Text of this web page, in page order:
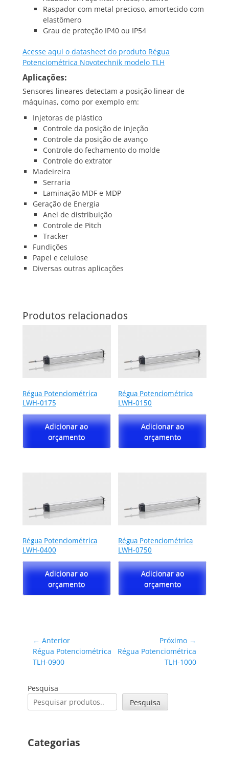
Raspador com metal precioso, amortecido com
elastômero
Grau de proteção IP40 ou IP54
Acesse aqui o datasheet do produto Régua
Potenciométrica Novotechnik modelo TLH
Aplicações:
Sensores lineares detectam a posição linear de
máquinas, como por exemplo em:
Injetoras de plástico
Controle da posição de injeção
Controle da posição de avanço
Controle do fechamento do molde
Controle do extrator
Madeireira
Serraria
Laminação MDF e MDP
Geração de Energia
Anel de distribuição
Controle de Pitch
Tracker
Fundições
Papel e celulose
Diversas outras aplicações
Produtos relacionados
Régua Potenciométrica
LWH-0175
Adicionar ao
orçamento
Régua Potenciométrica
LWH-0150
Adicionar ao
orçamento
Régua Potenciométrica
LWH-0400
Adicionar ao
orçamento
Régua Potenciométrica
LWH-0750
Adicionar ao
orçamento
Navegação
de
Post
← Anterior
Post
anterior:
Régua Potenciométrica
TLH-0900
Próximo →
Próximo
Régua Potenciométrica
TLH-1000
Pesquisa
Pesquisa
Categorias